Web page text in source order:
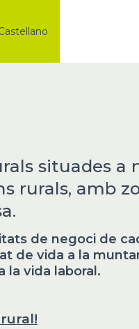
situades a
rurals, amb
de negoci de
de vida a la
la vida laboral.